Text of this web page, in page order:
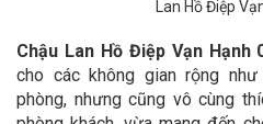
Lan Hồ Điệp
Chậu Lan Hồ Điệp Vạn Hạnh
cho các không gian rộng
phòng, nhưng cũng vô cùng